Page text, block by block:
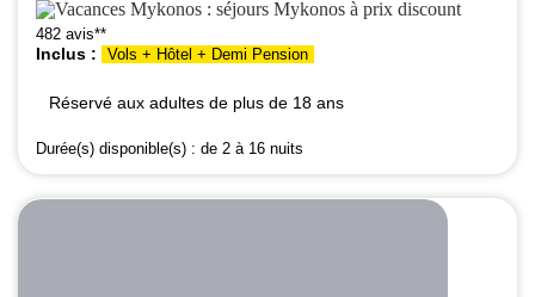
482 avis**
Inclus : Vols + Hôtel + Demi Pension
Réservé aux adultes de plus de 18 ans
Durée(s) disponible(s) : de 2 à 16 nuits